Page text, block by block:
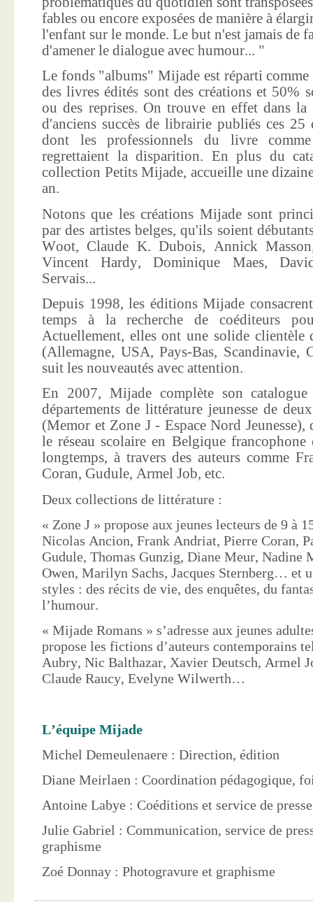
fables ou encore exposées de manière à
l'enfant sur le monde. Le but n'est jamais de
d'amener le dialogue avec humour... "
Le fonds "albums" Mijade est réparti
des livres édités sont des créations et 50%
ou des reprises. On trouve en effet dans
d'anciens succès de librairie publiés ces 25
dont les professionnels du livre
regrettaient la disparition. En plus du
collection Petits Mijade, accueille une
an.
Notons que les créations Mijade sont
par des artistes belges, qu'ils soient
Woot, Claude K. Dubois, Annick
Vincent Hardy, Dominique Maes,
Servais...
Depuis 1998, les éditions Mijade
temps à la recherche de coéditeurs
Actuellement, elles ont une solide clientèle
(Allemagne, USA, Pays-Bas, Scandinavie,
suit les nouveautés avec attention.
En 2007, Mijade complète son
départements de littérature jeunesse de
(Memor et Zone J - Espace Nord
le réseau scolaire en Belgique francophone
longtemps, à travers des auteurs comme
Coran, Gudule, Armel Job, etc.
Deux collections de littérature :
« Zone J » propose aux jeunes lecteurs de 9 à
Nicolas Ancion, Frank Andriat, Pierre Coran,
Gudule, Thomas Gunzig, Diane Meur, Nadine
Owen, Marilyn Sachs, Jacques Sternberg… et
styles : des récits de vie, des enquêtes, du
l’humour.
« Mijade Romans » s’adresse aux jeunes
propose les fictions d’auteurs contemporains
Aubry, Nic Balthazar, Xavier Deutsch, Armel
Claude Raucy, Evelyne Wilwerth…
L’équipe Mijade
Michel Demeulenaere : Direction, édition
Diane Meirlaen : Coordination pédagogique,
Antoine Labye : Coéditions et service de
Julie Gabriel : Communication, service de
graphisme
Zoé Donnay : Photogravure et graphisme